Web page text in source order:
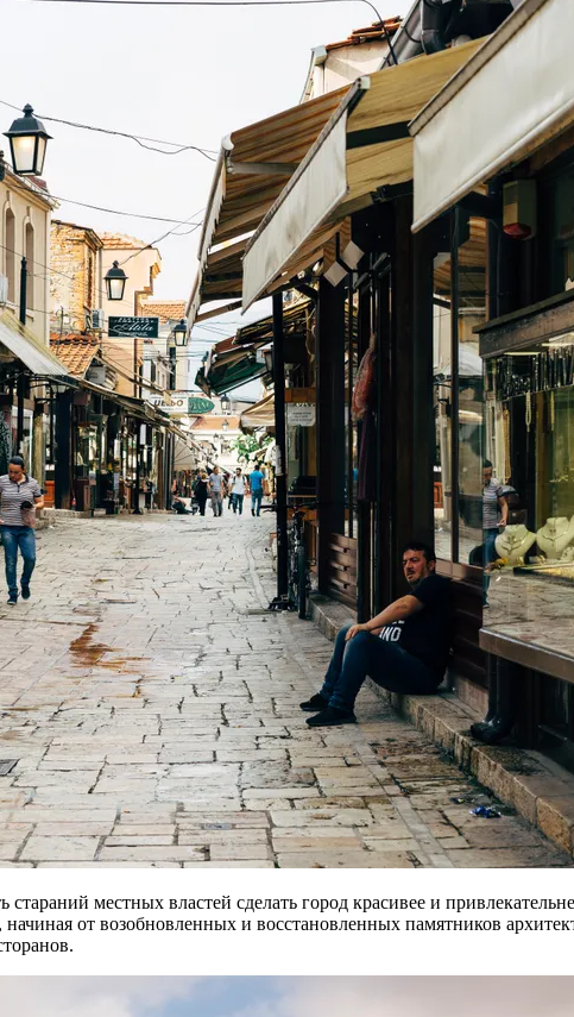
местных властей сделать город красивее и
начиная от возобновленных и восстановленных памятников